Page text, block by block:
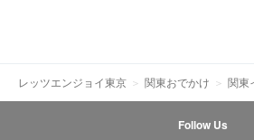
レッツエンジョイ東京 関東おでかけ 関東
Follow Us